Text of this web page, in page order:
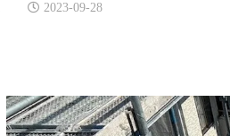
2023-09-28